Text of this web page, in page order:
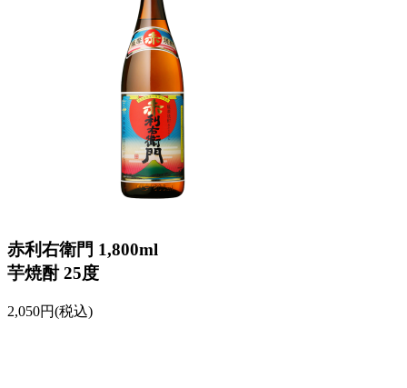
赤利右衛門 1,800ml
芋焼酎 25度
2,050円(税込)